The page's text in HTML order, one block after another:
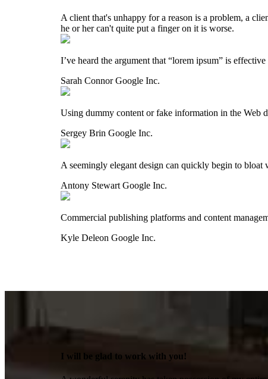
A client that's unhappy for a reason is a problem, a
he or her can't quite put a finger on it is worse.
I’ve heard the argument that “lorem ipsum” is
Sarah ConnorGoogle Inc.
Using dummy content or fake information in the Web
Sergey Brin Google Inc.
A seemingly elegant design can quickly begin to
Antony Stewart Google Inc.
Commercial publishing platforms and content
Kyle Deleon Google Inc.
I will be glad to work with you!